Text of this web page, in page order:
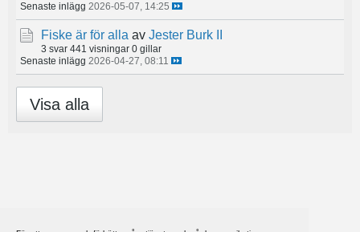
Senaste inlägg 2026-05-07, 14:25
Fiske är för alla av Jester Burk II
3 svar 441 visningar 0 gillar
Senaste inlägg 2026-04-27, 08:11
Visa alla